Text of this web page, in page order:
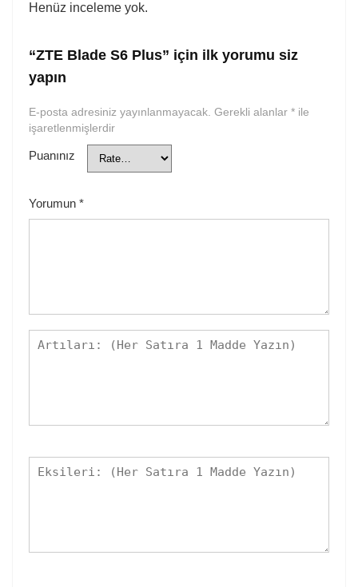
Henüz inceleme yok.
“ZTE Blade S6 Plus” için ilk yorumu siz
yapın
E-posta adresiniz yayınlanmayacak. Gerekli alanlar * ile
işaretlenmişlerdir
Puanınız
Yorumun *